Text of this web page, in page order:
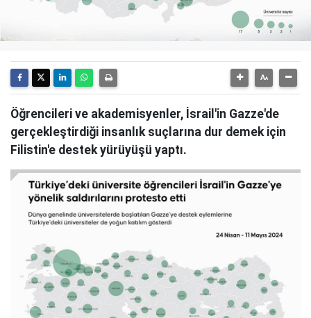
Öğrencileri ve akademisyenler, İsrail'in Gazze'de
gerçekleştirdiği insanlık suçlarına dur demek için
Filistin'e destek yürüyüşü yaptı.